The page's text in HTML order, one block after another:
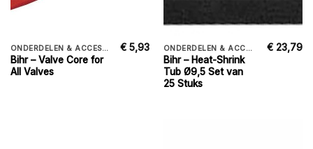
ONDERDELEN & ACCESSORIES
Bihr – Valve Core for
All Valves
€ 5,93 ONDERDELEN & ACCESSORIES
Bihr – Heat-Shrink
Tub Ø9,5 Set van
25 Stuks
€ 23,79